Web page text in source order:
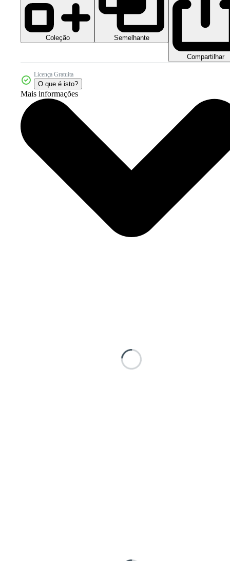
Coleção Semelhante
Compartilhar
Licença Gratuita
O que é isto?
Mais informações